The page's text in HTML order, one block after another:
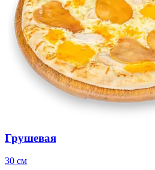
Грушевая
30 см